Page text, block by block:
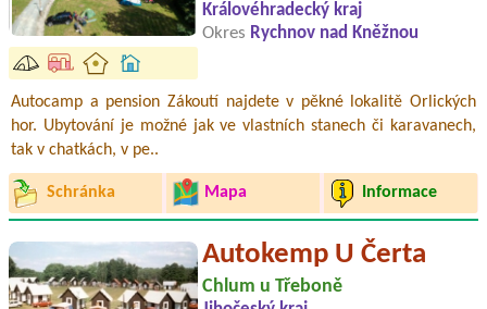
Královéhradecký kraj
Okres Rychnov nad Kněžnou
Autocamp a pension Zákoutí najdete v pěkné lokalitě Orlických
hor. Ubytování je možné jak ve vlastních stanech či karavanech,
tak v chatkách, v pe..
Schránka Mapa Informace
Autokemp U Čerta
Chlum u Třeboně